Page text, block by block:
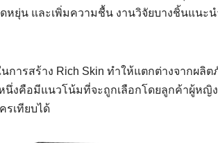
หยุ่น และเพิ่มความชื้น งานวิจัยบางชิ้นแนะ
ารสร้าง Rich Skin ทำให้แตกต่างจากผลิ
งคือมีแนวโน้มที่จะถูกเลือกโดยลูกค้าผู้หญิ
รเทียบได้